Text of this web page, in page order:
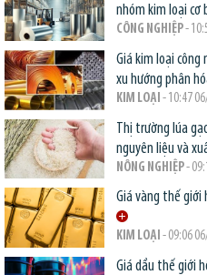
nhóm kim loại cơ
CÔNG NGHIỆP-
Giá kim loại công
xu hướng phân
KIM LOẠI - 10:47
Thị trường lúa
nguyên liệu và
NÔNG NGHIỆP-
Giá vàng thế giới
KIM LOẠI - 09:06
Giá dầu thế giới